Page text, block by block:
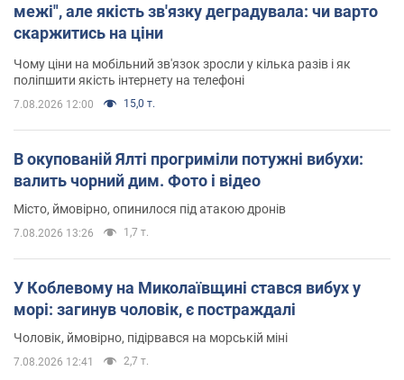
межі", але якість зв'язку деградувала: чи варто
скаржитись на ціни
Чому ціни на мобільний зв'язок зросли у кілька разів і як
поліпшити якість інтернету на телефоні
7.08.2026 12:00 15,0 т.
В окупованій Ялті прогриміли потужні вибухи:
валить чорний дим. Фото і відео
Місто, ймовірно, опинилося під атакою дронів
7.08.2026 13:26 1,7 т.
У Коблевому на Миколаївщині стався вибух у
морі: загинув чоловік, є постраждалі
Чоловік, ймовірно, підірвався на морській міні
7.08.2026 12:41 2,7 т.